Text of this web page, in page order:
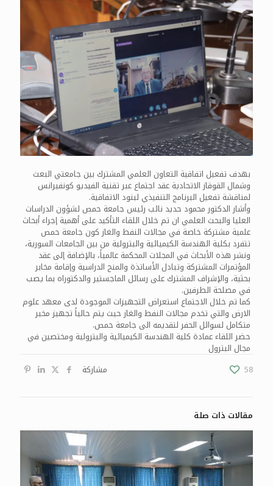
بهدف تفعيل اتفاقية التعاون العلمي المشترك بين جامعتي البعث
وشمال القوقاز الاتحادية عقد اجتماع عبر تقنية الفيديو كونفيرانس
لمناقشة تفعيل البرنامج التنفيذي لبنود الاتفاقية.
وأشار الدكتور محمود حديد نائب رئيس جامعة حمص لشؤون الدراسات
العليا والبحث العلمي ان تم خلال اللقاء التأكيد على أهمية إجراء أبحاث
علمية مشتركة خاصة في مجالات النفط والغاز كون جامعة حمص
تتفرد بكلية الهندسة الكيميائية والبترولية من بين الجامعات السورية،
ونشر هذه الأبحاث في المجلات المحكمة عالمياً، بالإضافة إلى عقد
المؤتمرات المشتركة وتبادل الأساتذة والمنح الدراسية وإقامة مخابر
بحثية، والإشراف المشترك على رسائل الماجستير والدكتوراه بما يصب
في مصلحة الطرفين.
كما تم خلال الاجتماع استعراض التجهيزات الموجودة لدى معهد علوم
الارض والتي تخدم مجالات النفط والغاز حيث يتم حالياً تجهيز مخبر
متكامل لسوائل الحفر لتقديمه الى جامعة حمص.
حضر اللقاء عمادة كلية الهندسة الكيميائية والبترولية ومختصين في
مجال البترول
مشاركة
58
مقالات ذات صلة